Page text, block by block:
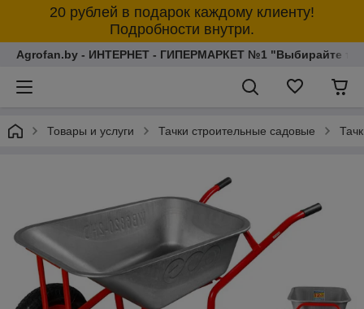
20 рублей в подарок каждому клиенту!
Подробности внутри.
Agrofan.by - ИНТЕРНЕТ - ГИПЕРМАРКЕТ №1 "Выбирайте
Товары и услуги Тачки строительные садовые